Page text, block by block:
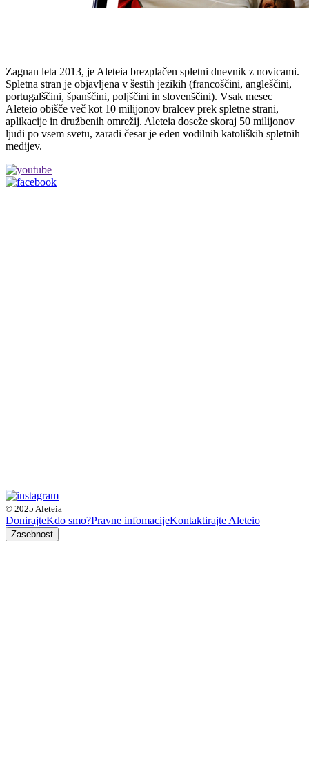
Zagnan leta 2013, je Aleteia brezplačen spletni dnevnik z novicami.
Spletna stran je objavljena v šestih jezikih (francoščini, angleščini,
portugalščini, španščini, poljščini in slovenščini). Vsak mesec
Aleteio obišče več kot 10 milijonov bralcev prek spletne strani,
aplikacije in družbenih omrežij. Aleteia doseže skoraj 50 milijonov
ljudi po vsem svetu, zaradi česar je eden vodilnih katoliških spletnih
medijev.
© 2025 Aleteia
DonirajteKdo smo?Pravne infomacijeKontaktirajte Aleteio
Zasebnost